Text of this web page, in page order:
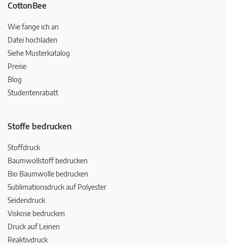
CottonBee
Wie fange ich an
Datei hochladen
Siehe Musterkatalog
Preise
Blog
Studentenrabatt
Stoffe bedrucken
Stoffdruck
Baumwollstoff bedrucken
Bio Baumwolle bedrucken
Sublimationsdruck auf Polyester
Seidendruck
Viskose bedrucken
Druck auf Leinen
Reaktivdruck